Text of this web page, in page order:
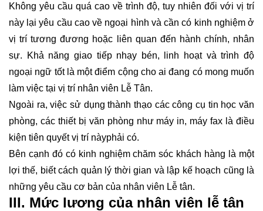
Không yêu cầu quá cao về trình độ, tuy nhiên đối với vị trí
này lại yêu cầu cao về ngoại hình và cần có kinh nghiệm ở
vị trí tương đương hoặc liên quan đến hành chính, nhân
sự. Khả năng giao tiếp nhạy bén, linh hoạt và trình độ
ngoại ngữ tốt là một điểm cộng cho ai đang có mong muốn
làm việc tại vị trí nhân viên Lễ Tân.
Ngoài ra, việc sử dụng thành thạo các công cụ tin học văn
phòng, các thiết bị văn phòng như máy in, máy fax là điều
kiện tiên quyết vị trí nàyphải có.
Bên cạnh đó có kinh nghiệm chăm sóc khách hàng là một
lợi thế, biết cách quản lý thời gian và lập kế hoạch cũng là
những yêu cầu cơ bản của nhân viên Lễ tân.
III. Mức lương của nhân viên lễ tân